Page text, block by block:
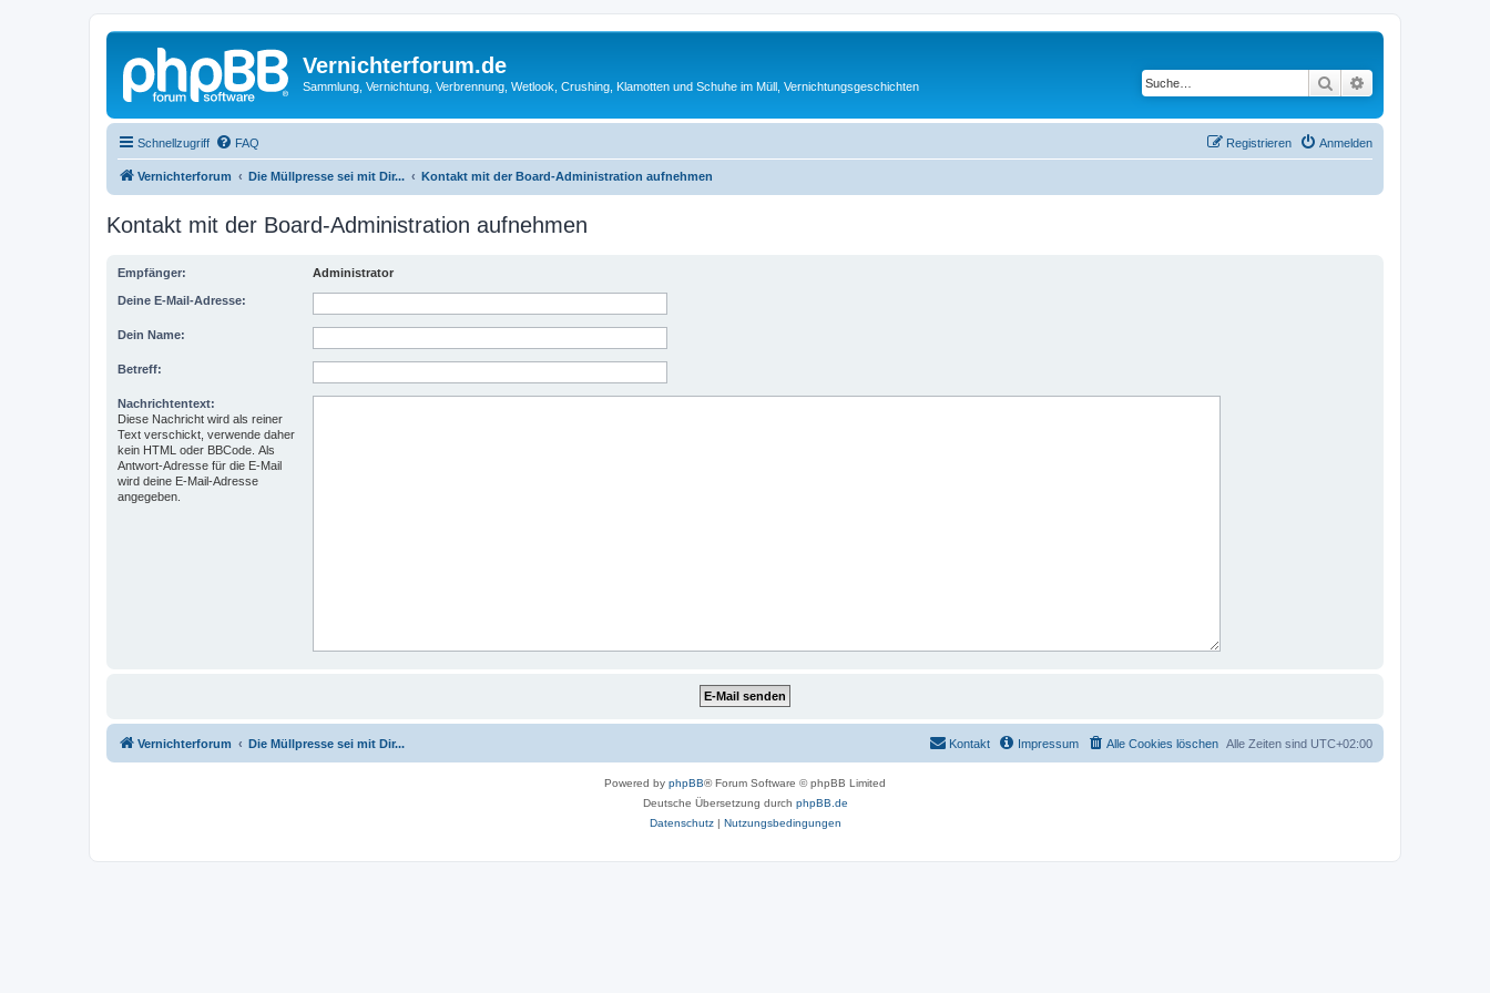
Vernichterforum.de
Sammlung, Vernichtung, Verbrennung, Wetlook, Crushing, Klamotten und Schuhe im Müll, Vernichtungsgeschichten Suche
Schnellzugriff FAQ Anmelden
Registrieren
Vernichterforum Die Müllpresse sei mit Dir... Kontakt mit der Board-Administration aufnehmen
Kontakt mit der Board-Administration aufnehmen
Empfänger: Administrator
Deine E-Mail-Adresse:
Dein Name:
Betreff:
Nachrichtentext:
Diese Nachricht wird als reiner
Text verschickt, verwende daher
kein HTML oder BBCode. Als
Antwort-Adresse für die E-Mail
wird deine E-Mail-Adresse
angegeben.
Vernichterforum Die Müllpresse sei mit Dir... Alle Zeiten sind UTC+02:00
Alle Cookies löschen
Impressum
Kontakt
Powered by phpBB® Forum Software © phpBB Limited
Deutsche Übersetzung durch phpBB.de
Datenschutz| Nutzungsbedingungen